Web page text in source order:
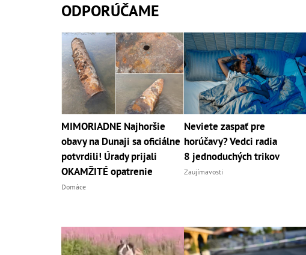
ODPORÚČAME
MIMORIADNE Najhoršie
obavy na Dunaji sa oficiálne
potvrdili! Úrady prijali
OKAMŽITÉ opatrenie
Domáce
Neviete zaspať pre
horúčavy? Vedci radia
8 jednoduchých trikov
Zaujímavosti